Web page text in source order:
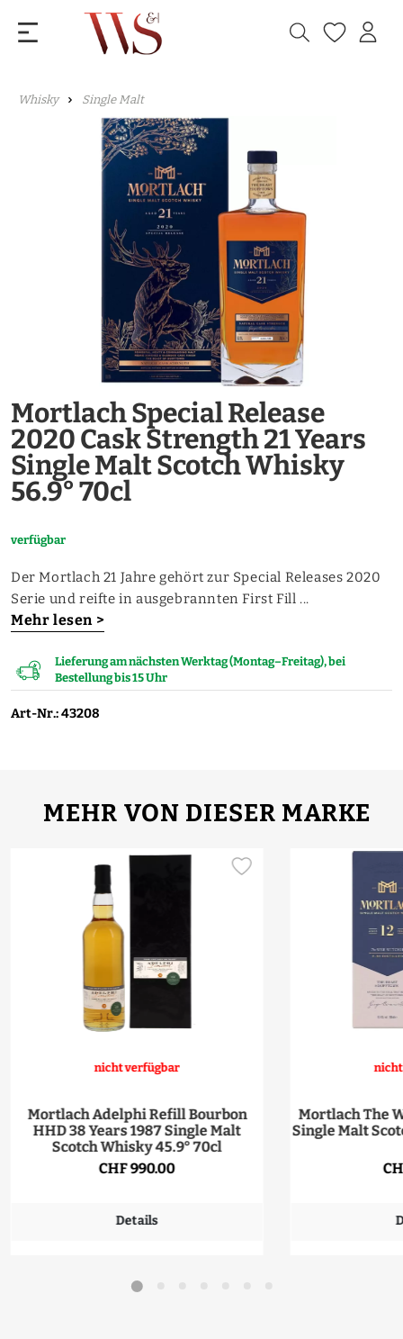
Whisky Single Malt
Mortlach Special Release
2020 Cask Strength 21 Years
Single Malt Scotch Whisky
56.9° 70cl
verfügbar
Der Mortlach 21 Jahre gehört zur Special Releases 2020
Serie und reifte in ausgebrannten First Fill ...
Mehr lesen >
Lieferung am nächsten Werktag (Montag–Freitag), bei
Bestellung bis 15 Uhr
Art-Nr.: 43208
MEHR VON DIESER MARKE
nicht verfügbar
Mortlach Adelphi Refill Bourbon
HHD 38 Years 1987 Single Malt
Scotch Whisky 45.9° 70cl
CHF 990.00
Details
Mortlach The
Single Malt